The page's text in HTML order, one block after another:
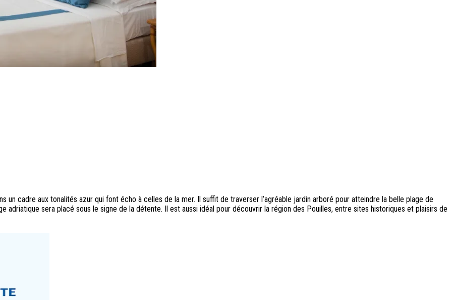
un cadre aux tonalités azur qui font écho à celles de la mer. Il suffit de traverser l’agréable jardin arboré pour atteindre la belle plage de
sera placé sous le signe de la détente. Il est aussi idéal pour découvrir la région des Pouilles, entre sites historiques et plaisirs de